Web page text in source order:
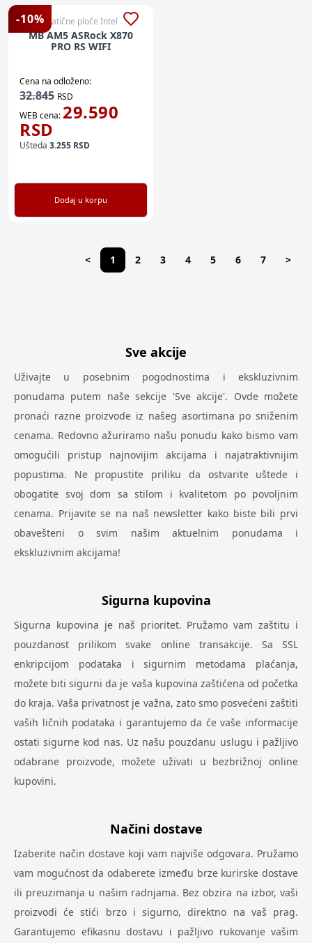
-10% Matične ploče Intel
MB AM5 ASRock X870
PRO RS WIFI
Cena na odloženo:
32.845 RSD
WEB cena: 29.590
RSD
Ušteda 3.255 RSD
Dodaj u korpu
< 1 2 3 4 5 6 7 >
Sve akcije
Uživajte u posebnim pogodnostima i ekskluzivnim
ponudama putem naše sekcije 'Sve akcije'. Ovde možete
pronaći razne proizvode iz našeg asortimana po sniženim
cenama. Redovno ažuriramo našu ponudu kako bismo vam
omogućili pristup najnovijim akcijama i najatraktivnijim
popustima. Ne propustite priliku da ostvarite uštede i
obogatite svoj dom sa stilom i kvalitetom po povoljnim
cenama. Prijavite se na naš newsletter kako biste bili prvi
obavešteni o svim našim aktuelnim ponudama i
ekskluzivnim akcijama!
Sigurna kupovina
Sigurna kupovina je naš prioritet. Pružamo vam zaštitu i
pouzdanost prilikom svake online transakcije. Sa SSL
enkripcijom podataka i sigurnim metodama plaćanja,
možete biti sigurni da je vaša kupovina zaštićena od početka
do kraja. Vaša privatnost je važna, zato smo posvećeni zaštiti
vaših ličnih podataka i garantujemo da će vaše informacije
ostati sigurne kod nas. Uz našu pouzdanu uslugu i pažljivo
odabrane proizvode, možete uživati u bezbrižnoj online
kupovini.
Načini dostave
Izaberite način dostave koji vam najviše odgovara. Pružamo
vam mogućnost da odaberete između brze kurirske dostave
ili preuzimanja u našim radnjama. Bez obzira na izbor, vaši
proizvodi će stići brzo i sigurno, direktno na vaš prag.
Garantujemo efikasnu dostavu i pažljivo rukovanje vašim